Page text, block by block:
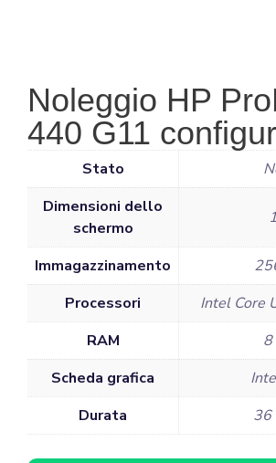
Noleggio HP
440 G11
Stato
Dimensioni dello
schermo
Immagazzinamento
Processori
Intel Core
RAM
8
Scheda grafica
Durata
36